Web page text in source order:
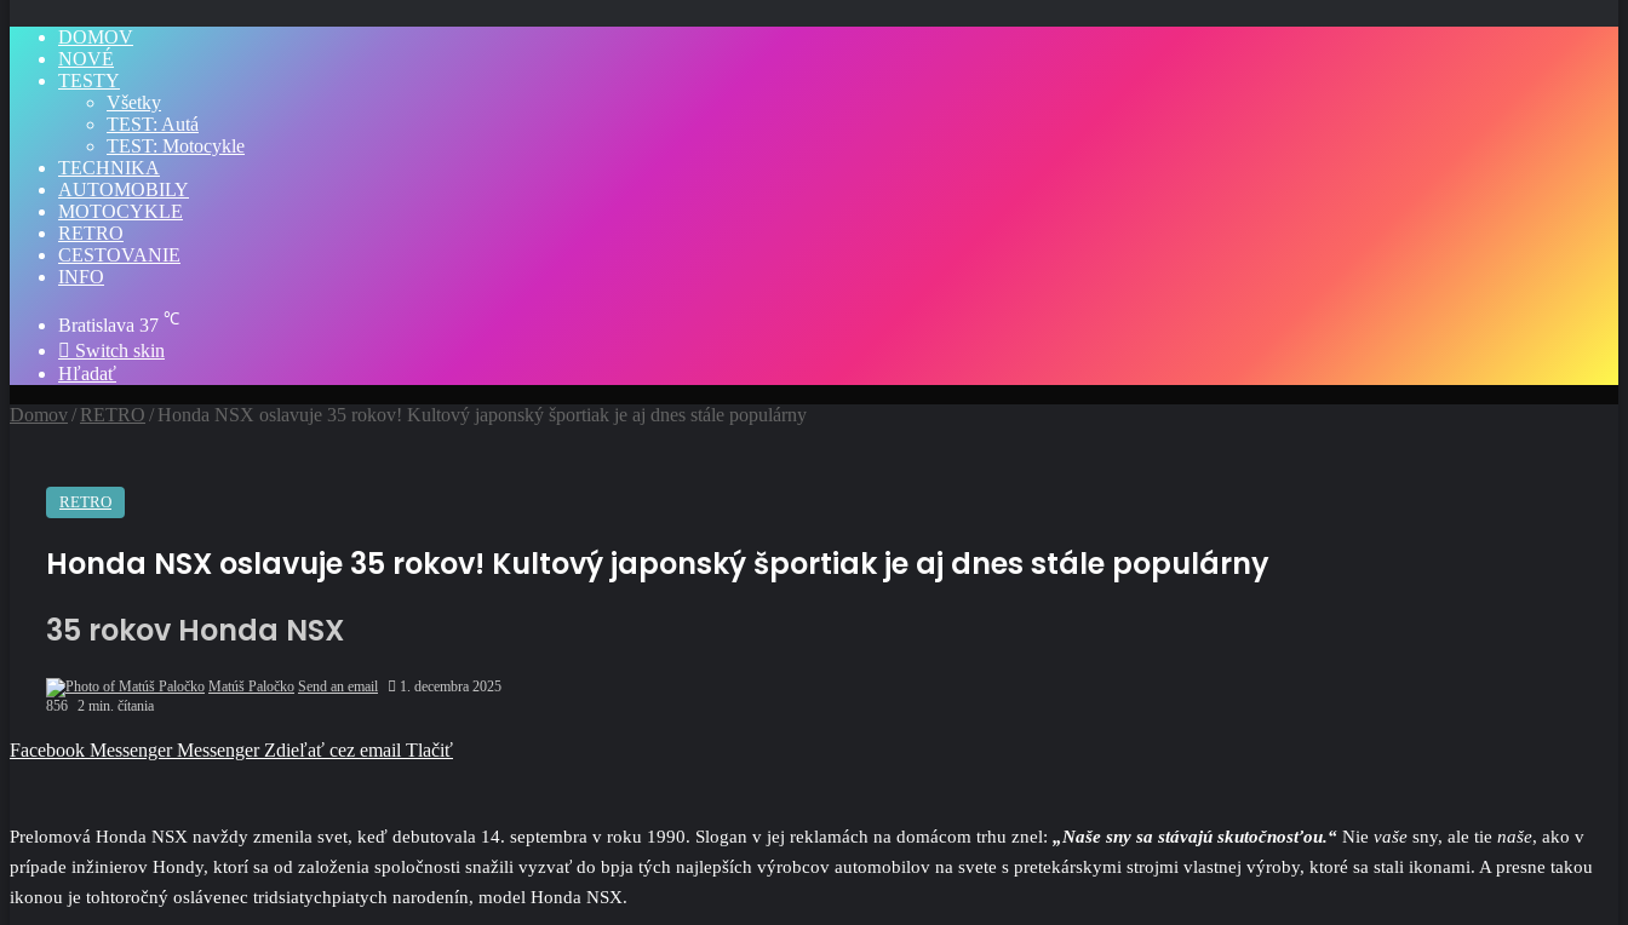
DOMOV
NOVÉ
TESTY
Všetky
TEST: Autá
TEST: Motocykle
TECHNIKA
AUTOMOBILY
MOTOCYKLE
RETRO
CESTOVANIE
INFO
Bratislava 37 ℃
Switch skin
Hľadať
Domov/ RETRO / Honda NSX oslavuje 35 rokov! Kultový japonský športiak je aj dnes stále populárny
RETRO
Honda NSX oslavuje 35 rokov! Kultový japonský športiak je aj dnes stále populárny
35 rokov Honda NSX
Matúš Paločko Send an email
1. decembra 2025
856 2 min. čítania
Facebook Messenger Messenger Zdieľať cez email Tlačiť
Prelomová Honda NSX navždy zmenila svet, keď debutovala 14. septembra v roku 1990. Slogan v jej reklamách na domácom trhu znel: „Naše sny sa stávajú skutočnosťou.“ Nie vaše sny, ale tie naše, ako v
prípade inžinierov Hondy, ktorí sa od založenia spoločnosti snažili vyzvať do bpja tých najlepších výrobcov automobilov na svete s pretekárskymi strojmi vlastnej výroby, ktoré sa stali ikonami. A presne takou
ikonou je tohtoročný oslávenec tridsiatychpiatych narodenín, model Honda NSX.